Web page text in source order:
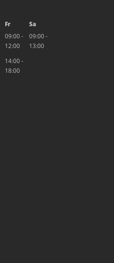
Fr
Sa
09:00 -
12:00
09:00 -
13:00
14:00 -
18:00